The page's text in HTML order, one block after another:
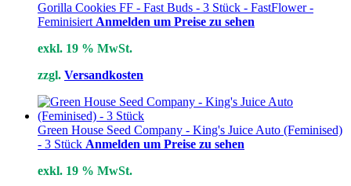
Gorilla Cookies FF - Fast Buds - 3 Stück - FastFlower -
Feminisiert Anmelden um Preise zu sehen
exkl. 19 % MwSt.
zzgl. Versandkosten
Green House Seed Company - King's Juice Auto (Feminised)
- 3 Stück Anmelden um Preise zu sehen
exkl. 19 % MwSt.